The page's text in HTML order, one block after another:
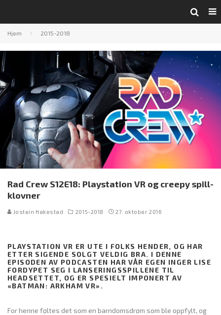
Hjem 2015-2018
Rad Crew S12E18: Playstation VR og creepy spill-
klovner
Jostein Hakestad 2015-2018 27. oktober 2016
PLAYSTATION VR ER UTE I FOLKS HENDER, OG HAR
ETTER SIGENDE SOLGT VELDIG BRA. I DENNE
EPISODEN AV PODCASTEN HAR VÅR EGEN INGER LISE
FORDYPET SEG I LANSERINGSSPILLENE TIL
HEADSETTET, OG ER SPESIELT IMPONERT AV
«BATMAN: ARKHAM VR».
For henne føltes det som en barndomsdrøm som ble oppfylt, og